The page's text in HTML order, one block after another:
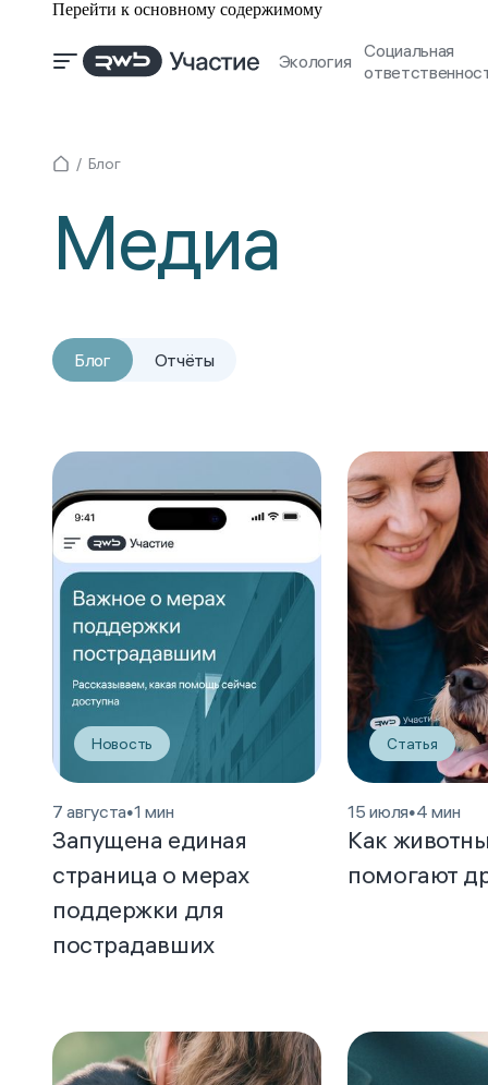
Перейти к основному содержимому
Экология
Социальная
Блог
Медиа
Блог Отчёты
Новость
7 августа•1 мин
Запущена единая
страница о мерах
поддержки для
пострадавших
Статья
15 июля•4 мин
Как
помогают